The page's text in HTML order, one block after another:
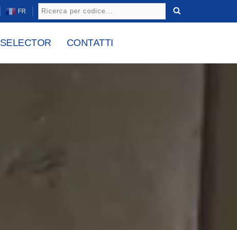
FR
SELECTOR CONTATTI